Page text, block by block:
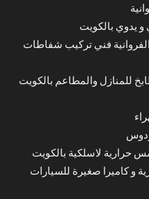
و يدوي بالكويت
فني تركيب شفاطات
للمنازل والمطاعم بالكويت
حرارية لاسلكية بالكويت
و كاميرا صغيرة للسيارات